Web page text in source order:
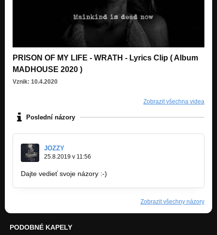
PRISON OF MY LIFE - WRATH - Lyrics Clip ( Album
MADHOUSE 2020 )
Vznik: 10.4.2020
Zobrazit všechna videa
Poslední názory
JOZZY
25.8.2019 v 11:56
Dajte vedieť svoje názory :-)
Zobrazit všechny názory
PODOBNÉ KAPELY